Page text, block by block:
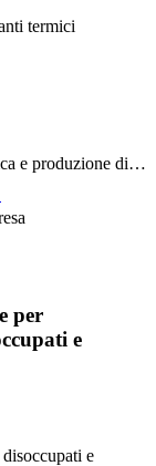
termici
e produzione di…
per
e
e